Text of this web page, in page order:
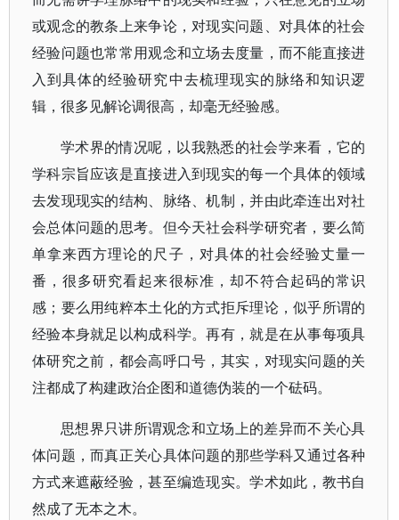
或观念的教条上来争论，对现实问题、对具体的社会
经验问题也常常用观念和立场去度量，而不能直接进
入到具体的经验研究中去梳理现实的脉络和知识逻
辑，很多见解论调很高，却毫无经验感。
学术界的情况呢，以我熟悉的社会学来看，它的
学科宗旨应该是直接进入到现实的每一个具体的领域
去发现现实的结构、脉络、机制，并由此牵连出对社
会总体问题的思考。但今天社会科学研究者，要么简
单拿来西方理论的尺子，对具体的社会经验丈量一
番，很多研究看起来很标准，却不符合起码的常识
感；要么用纯粹本土化的方式拒斥理论，似乎所谓的
经验本身就足以构成科学。再有，就是在从事每项具
体研究之前，都会高呼口号，其实，对现实问题的关
注都成了构建政治企图和道德伪装的一个砝码。
思想界只讲所谓观念和立场上的差异而不关心具
体问题，而真正关心具体问题的那些学科又通过各种
方式来遮蔽经验，甚至编造现实。学术如此，教书自
然成了无本之木。